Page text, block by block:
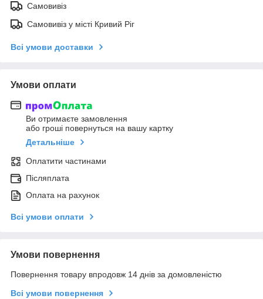
Самовивіз
Самовивіз у місті Кривий Ріг
Всі умови доставки
Умови оплати
Ви отримаєте замовлення
або гроші повернуться на вашу картку
Детальніше
Оплатити частинами
Післяплата
Оплата на рахунок
Всі умови оплати
Умови повернення
Повернення товару впродовж 14 днів за домовленістю
Всі умови повернення